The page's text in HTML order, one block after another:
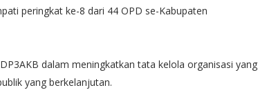
peringkat ke-8 dari 44 OPD se-Kabupaten
dalam meningkatkan tata kelola organisasi yang
yang berkelanjutan.